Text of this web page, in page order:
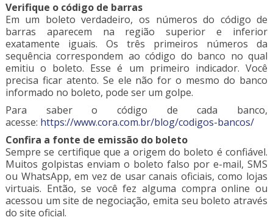
Verifique o código de barras
Em um boleto verdadeiro, os números do código de
barras aparecem na região superior e inferior
exatamente iguais. Os três primeiros números da
sequência correspondem ao código do banco no qual
emitiu o boleto. Esse é um primeiro indicador. Você
precisa ficar atento. Se ele não for o mesmo do banco
informado no boleto, pode ser um golpe.
Para saber o código de cada banco,
acesse: https://www.cora.com.br/blog/codigos-bancos/
Confira a fonte de emissão do boleto
Sempre se certifique que a origem do boleto é confiável.
Muitos golpistas enviam o boleto falso por e-mail, SMS
ou WhatsApp, em vez de usar canais oficiais, como lojas
virtuais. Então, se você fez alguma compra online ou
acessou um site de negociação, emita seu boleto através
do site oficial.